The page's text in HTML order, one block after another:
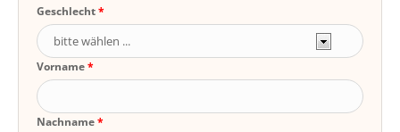
Geschlecht
Vorname
Nachname